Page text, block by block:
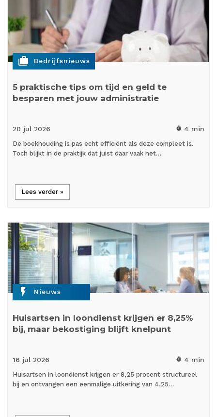
cases Bedrijfsnieuws
5 praktische tips om tijd en geld te
besparen met jouw administratie
20 jul 2026 timer 4 min
De boekhouding is pas echt efficiënt als deze compleet is.
Toch blijkt in de praktijk dat juist daar vaak het…
Lees verder »
flash_on Nieuws
Huisartsen in loondienst krijgen er 8,25%
bij, maar bekostiging blijft knelpunt
16 jul 2026 timer 4 min
Huisartsen in loondienst krijgen er 8,25 procent structureel
bij en ontvangen een eenmalige uitkering van 4,25…